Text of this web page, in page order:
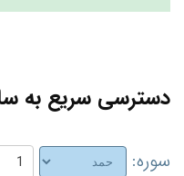
دسترسی سریع به
سوره: